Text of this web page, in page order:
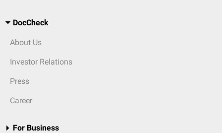
DocCheck
About Us
Investor Relations
Press
Career
For Business